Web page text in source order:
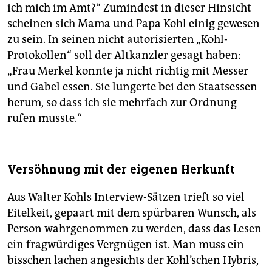
ich mich im Amt?“ Zumindest in dieser Hinsicht
scheinen sich Mama und Papa Kohl einig gewesen
zu sein. In seinen nicht autorisierten „Kohl-
Protokollen“ soll der Altkanzler gesagt haben:
„Frau Merkel konnte ja nicht richtig mit Messer
und Gabel essen. Sie lungerte bei den Staatsessen
herum, so dass ich sie mehrfach zur Ordnung
rufen musste.“
Versöhnung mit der eigenen Herkunft
Aus Walter Kohls Interview-Sätzen trieft so viel
Eitelkeit, gepaart mit dem spürbaren Wunsch, als
Person wahrgenommen zu werden, dass das Lesen
ein fragwürdiges Vergnügen ist. Man muss ein
bisschen lachen angesichts der Kohl’schen Hybris,